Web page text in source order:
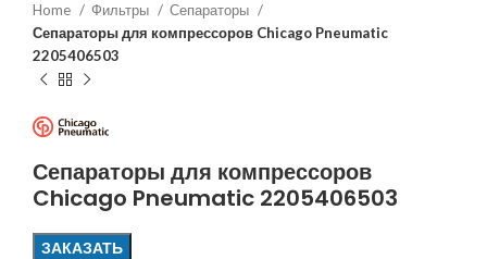
Home Фильтры
Сепараторы
Сепараторы для компрессоров Chicago Pneumatic
2205406503
Сепараторы для компрессоров
Chicago Pneumatic 2205406503
ЗАКАЗАТЬ